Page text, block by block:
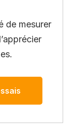
de mesurer